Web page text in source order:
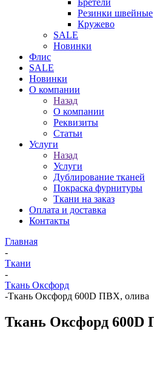
Бретели
Резинки швейные
Кружево
SALE
Новинки
Флис
SALE
Новинки
О компании
Назад
О компании
Реквизиты
Статьи
Услуги
Назад
Услуги
Дублирование тканей
Покраска фурнитуры
Ткани на заказ
Оплата и доставка
Контакты
Главная
-
Ткани
-
Ткань Оксфорд
-Ткань Оксфорд 600D ПВХ, олива
Ткань Оксфорд 600D